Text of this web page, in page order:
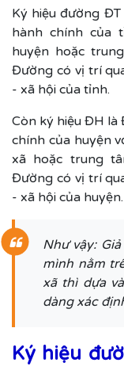
Ký hiệu đường
hành chính của
huyện hoặc
Đường có vị trí
- xã hội của tỉnh.
Còn ký hiệu ĐH
chính của huyện
xã hoặc trung
Đường có vị trí
- xã hội của huyện.
Như vậy:
mình nằm
xã thì dựa
dàng xác
Ký hiệu